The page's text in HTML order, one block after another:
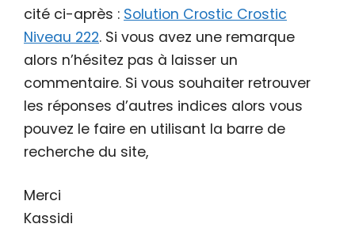
cité ci-après : Solution Crostic Crostic
Niveau 222. Si vous avez une remarque
alors n’hésitez pas à laisser un
commentaire. Si vous souhaiter retrouver
les réponses d’autres indices alors vous
pouvez le faire en utilisant la barre de
recherche du site,
Merci
Kassidi